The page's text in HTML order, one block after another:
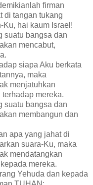
firman
di tangan tukang
hai kaum Israel!
suatu bangsa dan
mencabut,
siapa Aku berkata
maka
menjatuhkan
mereka.
suatu bangsa dan
membangun dan
apa yang jahat di
suara-Ku, maka
mendatangkan
mereka.
Yehuda dan kepada